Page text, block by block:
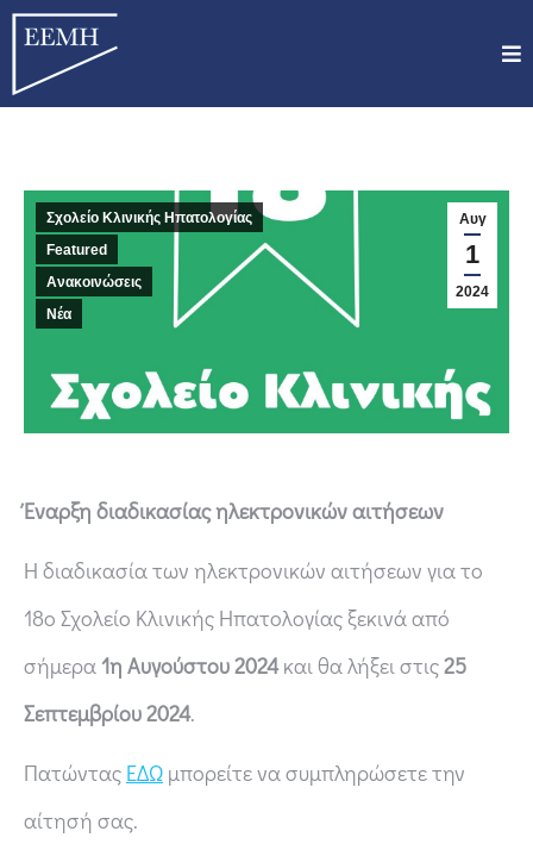
Αυγ
1
2024
Σχολείο Κλινικής Ηπατολογίας
Featured
Ανακοινώσεις
Νέα
Έναρξη διαδικασίας ηλεκτρονικών αιτήσεων
Η διαδικασία των ηλεκτρονικών αιτήσεων για το
18ο Σχολείο Κλινικής Ηπατολογίας ξεκινά από
σήμερα 1η Αυγούστου 2024και θα λήξει στις25
Σεπτεμβρίου 2024.
Πατώντας ΕΔΩ μπορείτε να συμπληρώσετε την
αίτησή σας.